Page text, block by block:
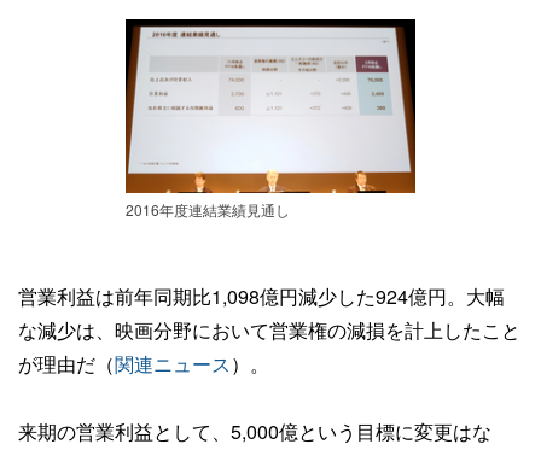
2016年度連結業績見通し
営業利益は前年同期比1,098億円減少した924億円。大幅
な減少は、映画分野において営業権の減損を計上したこと
が理由だ（関連ニュース）。
来期の営業利益として、5,000億という目標に変更はな